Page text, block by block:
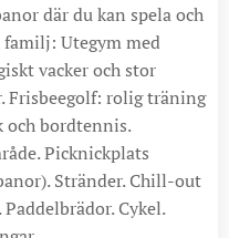
där du kan spela och
Utegym med
vacker och stor
Frisbeegolf: rolig träning
och bordtennis.
Picknickplats
Stränder. Chill-out
Paddelbrädor. Cykel.